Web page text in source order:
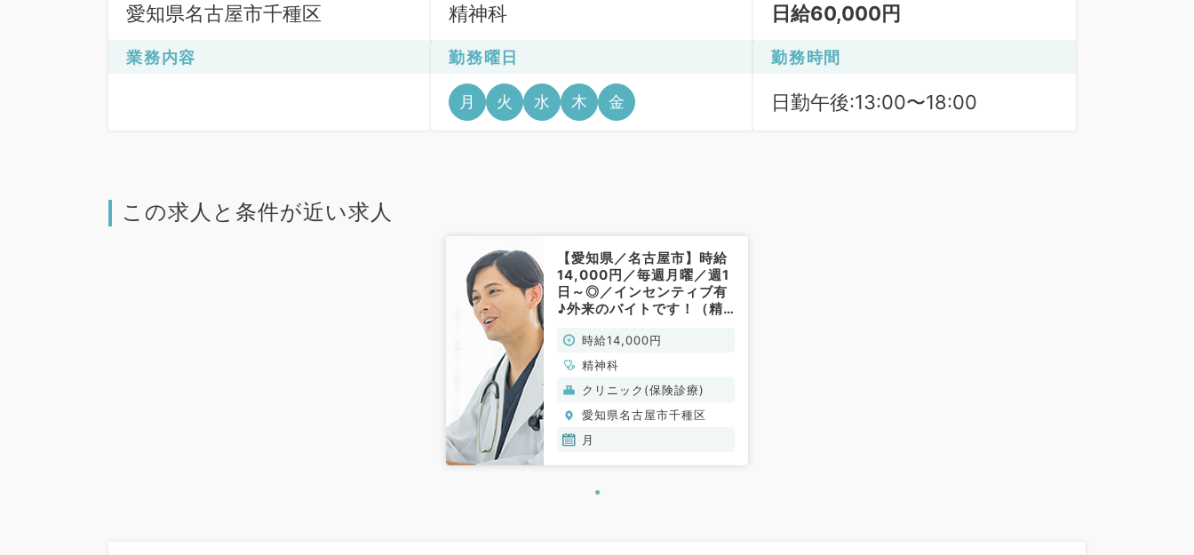
愛知県名古屋市千種区 精神科 日給60,000円
業務内容 勤務曜日
月 火 水 木 金
勤務時間
日勤午後:13:00〜18:00
この求人と条件が近い求人
【愛知県／名古屋市】時給
14,000円／毎週月曜／週1
日～◎／インセンティブ有
♪外来のバイトです！（精
時給14,000円
精神科
クリニック(保険診療)
愛知県名古屋市千種区
月